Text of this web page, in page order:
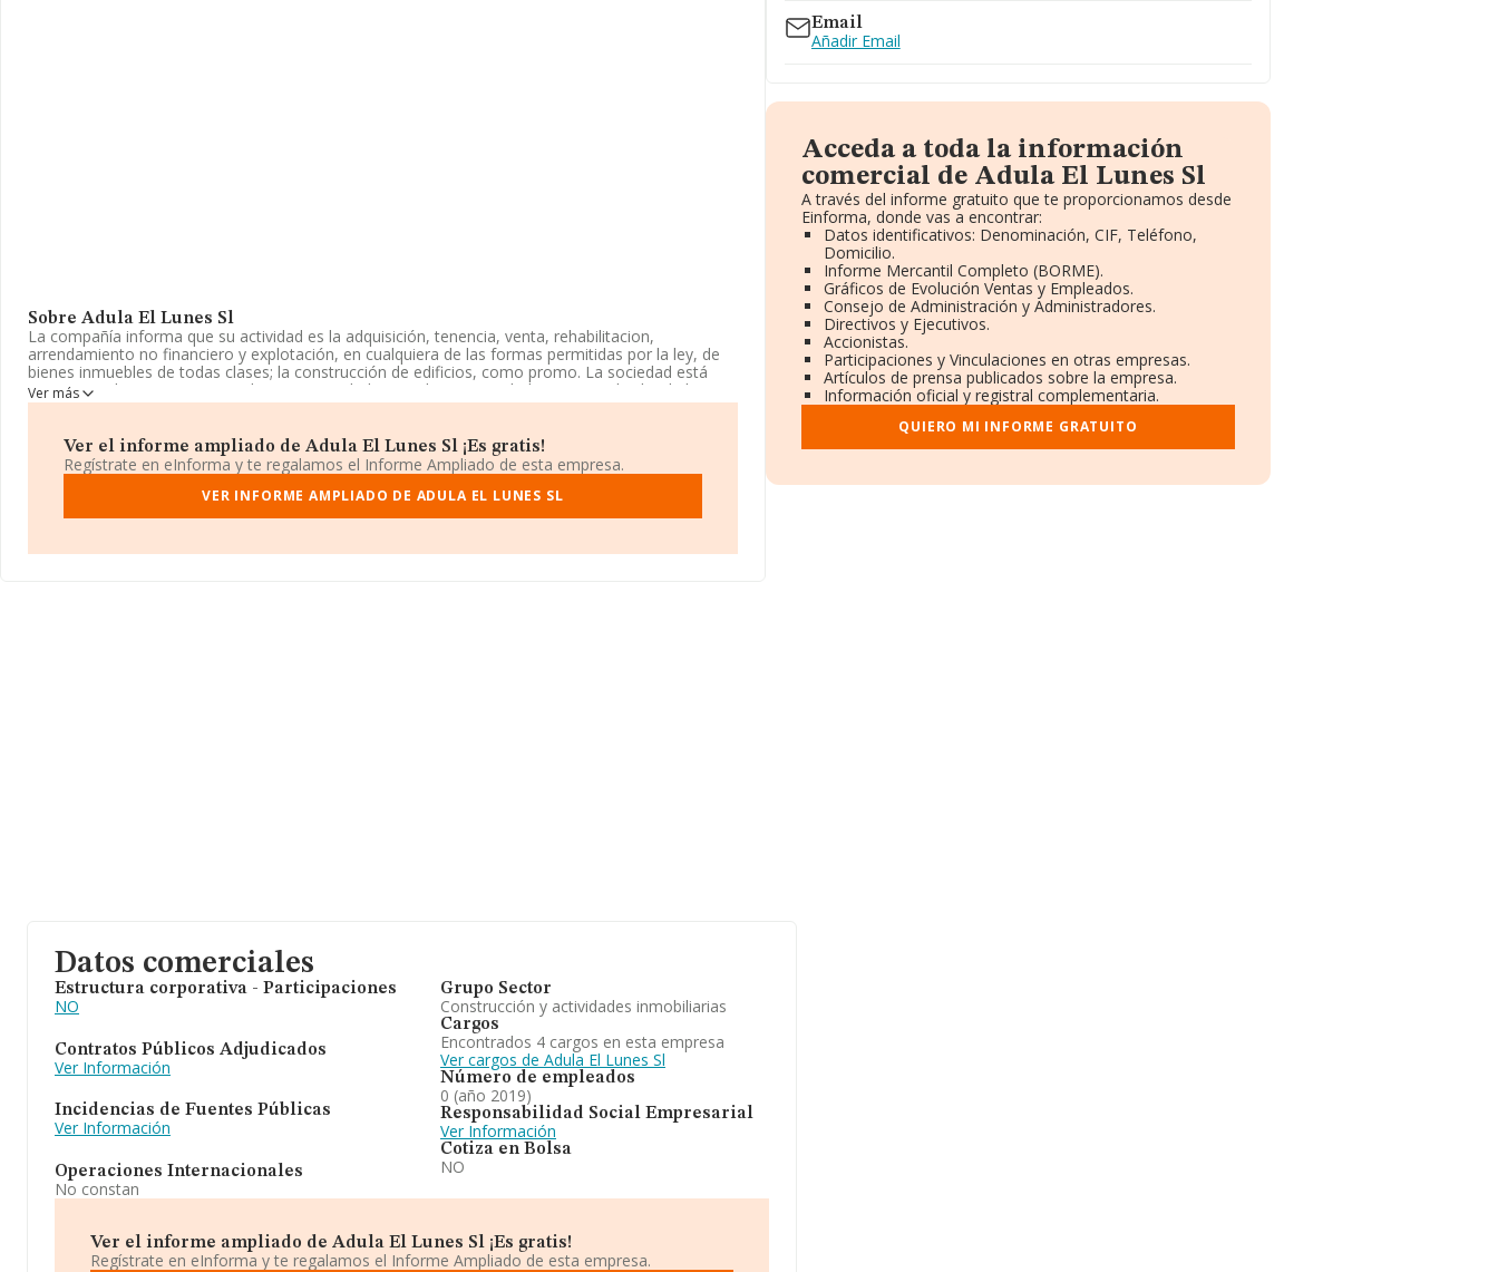
Sobre Adula El Lunes Sl
La compañía informa que su actividad es la adquisición, tenencia, venta, rehabilitacion,
arrendamiento no financiero y explotación, en cualquiera de las formas permitidas por la ley, de
bienes inmuebles de todas clases; la construcción de edificios, como promo. La sociedad está
inscrita en el Registro Mercantil como Sociedad Limitada. Su actividad CNAE es 'Alquiler de bienes
inmobiliarios por cuenta propia' con código 6820. La compañía no tiene actividad en mercados
La empresaAdula El Lunes S.L , B99193583, se encuentra en Calle María Moliner núm. 17 Nav
Interior, (50007), en el municipio de Zaragoza, Aragón.
En relación con el sector y disponiendo de los datos de hasta 132.555 empresas, a nivel nacional
171 mil euros entre todas las compañías. En relación con la información de la provincia de
Ver más
Ver el informe ampliado de Adula El Lunes Sl ¡Es gratis!
Regístrate en eInforma y te regalamos el Informe Ampliado de esta empresa.
VER INFORME AMPLIADO DE ADULA EL LUNES SL
Email
Añadir Email
Acceda a toda la información
comercial de Adula El Lunes Sl
A través del informe gratuito que te proporcionamos desde
Einforma, donde vas a encontrar:
Datos identificativos: Denominación, CIF, Teléfono,
Domicilio.
Informe Mercantil Completo (BORME).
Gráficos de Evolución Ventas y Empleados.
Consejo de Administración y Administradores.
Directivos y Ejecutivos.
Accionistas.
Participaciones y Vinculaciones en otras empresas.
Artículos de prensa publicados sobre la empresa.
Información oficial y registral complementaria.
QUIERO MI INFORME GRATUITO
Datos comerciales
Estructura corporativa - Participaciones
NO
Contratos Públicos Adjudicados
Ver Información
Incidencias de Fuentes Públicas
Ver Información
Operaciones Internacionales
No constan
Grupo Sector
Construcción y actividades inmobiliarias
Cargos
Encontrados 4 cargos en esta empresa
Ver cargos de Adula El Lunes Sl
Número de empleados
0 (año 2019)
Responsabilidad Social Empresarial
Ver Información
Cotiza en Bolsa
NO
Ver el informe ampliado de Adula El Lunes Sl ¡Es gratis!
Regístrate en eInforma y te regalamos el Informe Ampliado de esta empresa.